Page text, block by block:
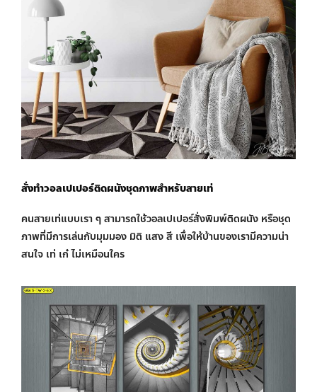
สั่งทำวอลเปเปอร์ติดผนังชุดภาพสำหรับสายเท่
คนสายเท่แบบเรา ๆ สามารถใช้วอลเปเปอร์สั่งพิมพ์ติดผนัง หรือชุด
ภาพที่มีการเล่นกับมุมมอง มิติ แสง สี เพื่อให้บ้านของเรามีความน่า
สนใจ เท่ เก๋ ไม่เหมือนใคร